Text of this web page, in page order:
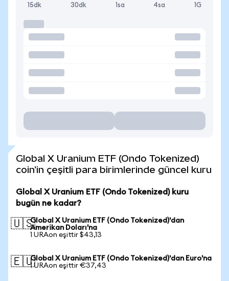
15dk 30dk 1sa 4sa 1G
Global X Uranium ETF (Ondo Tokenized)
coin'in çeşitli para birimlerinde güncel kuru
Global X Uranium ETF (Ondo Tokenized) kuru
bugün ne kadar?
🇺🇸Global X Uranium ETF (Ondo Tokenized)'dan
Amerikan Doları'na
1 URAon eşittir $43,13
🇪🇺Global X Uranium ETF (Ondo Tokenized)'dan Euro'na
1 URAon eşittir €37,43